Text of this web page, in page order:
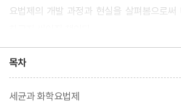
요법제의 개발 과정과 현실을 살펴봄으로써
목차
세균과 화학요법제